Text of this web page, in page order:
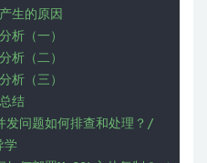
生的原因
（一）
（二）
（三）
结
发问题如何排查和处理？/
学